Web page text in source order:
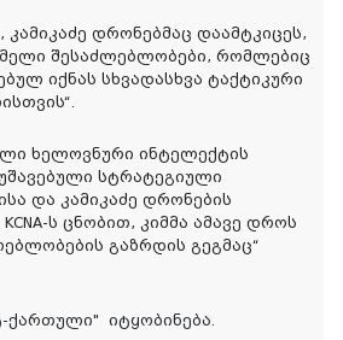
დრონებმაც დაამტკიცეს,
შესაძლებლობები, რომლებიც
იქნას სხვადასხვა ტაქტიკური
ხელოვნური ინტელექტის
სტრატეგიული
და კამიკაძე დრონების
KCNA-ს ცნობით, კიმმა ამავე დროს
გაზრდის გეგმაც“
-ქართული" იტყობინება.